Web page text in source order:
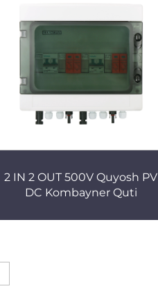
2 IN 2 OUT 500V Quyosh PV
DC Kombayner Quti